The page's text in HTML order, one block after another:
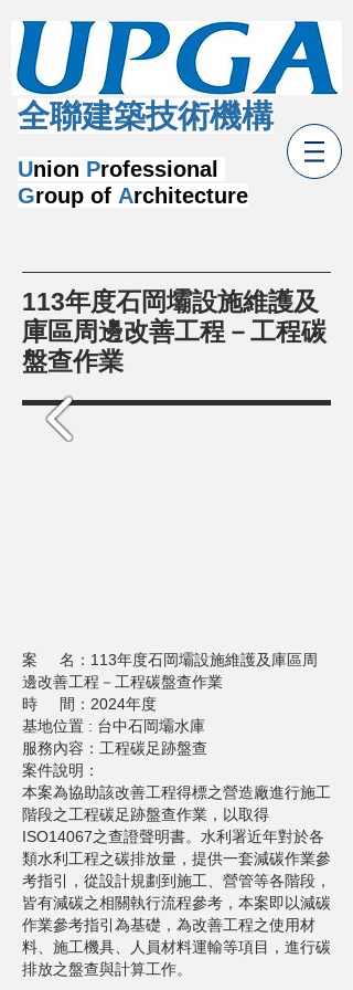
Union Professional
Group of Architecture
​全聯建築技術機構
113年度石岡壩設施維護及
庫區周邊改善工程－工程碳
盤查作業
案 名：113年度石岡壩設施維護及庫區周
邊改善工程－工程碳盤查作業
時 間：2024年度
基地位置 : 台中石岡壩水庫
服務內容：工程碳足跡盤查
案件說明：
本案為協助該改善工程得標之營造廠進行施工
階段之工程碳足跡盤查作業，以取得
ISO14067之查證聲明書。水利署近年對於各
類水利工程之碳排放量，提供一套減碳作業參
考指引，從設計規劃到施工、營管等各階段，
皆有減碳之相關執行流程參考，本案即以減碳
作業參考指引為基礎，為改善工程之使用材
料、施工機具、人員材料運輸等項目，進行碳
排放之盤查與計算工作。